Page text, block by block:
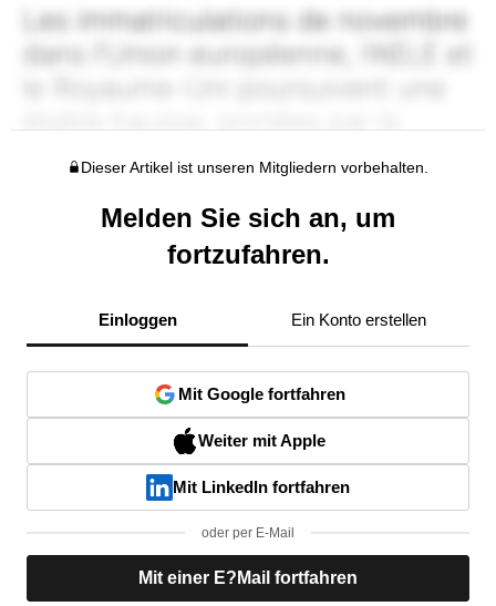
Dieser Artikel ist unseren Mitgliedern vorbehalten.
Melden Sie sich an, um
fortzufahren.
Einloggen Ein Konto erstellen
Mit Google fortfahren
Weiter mit Apple
Mit LinkedIn fortfahren
oder per E-Mail
Mit einer E?Mail fortfahren